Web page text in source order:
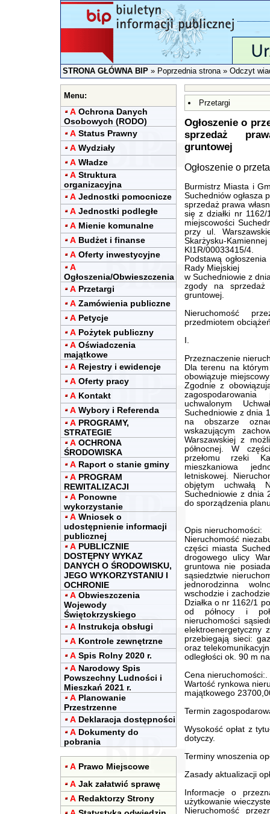
STRONA GŁÓWNA BIP»Poprzednia strona» Odczyt
Menu:
A Ochrona Danych
Osobowych (RODO)
A Status Prawny
A Wydziały
A Władze
A Struktura
organizacyjna
A Jednostki pomocnicze
A Jednostki podległe
A Mienie komunalne
A Budżet i finanse
A Oferty inwestycyjne
A
Ogłoszenia/Obwieszczenia
A Przetargi
A Zamówienia publiczne
A Petycje
A Pożytek publiczny
A Oświadczenia
majątkowe
A Rejestry i ewidencje
A Oferty pracy
A Kontakt
A Wybory i Referenda
A PROGRAMY,
STRATEGIE
A OCHRONA
ŚRODOWISKA
A Raport o stanie gminy
A PROGRAM
REWITALIZACJI
A Ponowne
wykorzystanie
A Wniosek o
udostępnienie informacji
publicznej
A PUBLICZNIE
DOSTĘPNY WYKAZ
DANYCH O ŚRODOWISKU,
JEGO WYKORZYSTANIU I
OCHRONIE
A Obwieszczenia
Wojewody
Świętokrzyskiego
A Instrukcja obsługi
A Kontrole zewnętrzne
A Spis Rolny 2020 r.
A Narodowy Spis
Powszechny Ludności i
Mieszkań 2021 r.
A Planowanie
Przestrzenne
A Deklaracja dostępności
A Dokumenty do
pobrania
A Prawo Miejscowe
A Jak załatwić sprawę
A Redaktorzy Strony
Przetargi
Ogłoszenie o
sprzedaż
gruntowej
Ogłoszenie o
Burmistrz Miasta i
Suchedniów ogłasza
sprzedaż prawa
się z działki nr
miejscowości
przy ul.
Skarżysku-
KI1R/00033415/4.
Podstawą
Rady Miejskiej
w Suchedniowie z
zgody na sprzedaż
gruntowej.
Nieruchomość
przedmiotem
I.
Przeznaczenie
Dla terenu na
obowiązuje
Zgodnie z
uchwalonym
Suchedniowie z dnia
na obszarze
wskazującym
Warszawskiej z
północnej. W
przełomu rzeki
mieszkaniowa
letniskowej.
objętym uchwałą
Suchedniowie z dnia
do sporządzenia
Opis nieruchomości:
Nieruchomość
części miasta
drogowego ulicy
gruntowa nie
sąsiedztwie
jednorodzinna
wschodzie i
Działka o nr 1162/1
od północy i
nieruchomości
elektroenergetyczny
przebiegają sieci:
oraz
odległości ok. 90 m
Cena nieruchomości:.
Wartość rynkowa
majątkowego
Termin
Wysokość opłat z
dotyczy.
Terminy wnoszenia
Zasady aktualizacji
Informacje o
użytkowanie
Nieruchomość